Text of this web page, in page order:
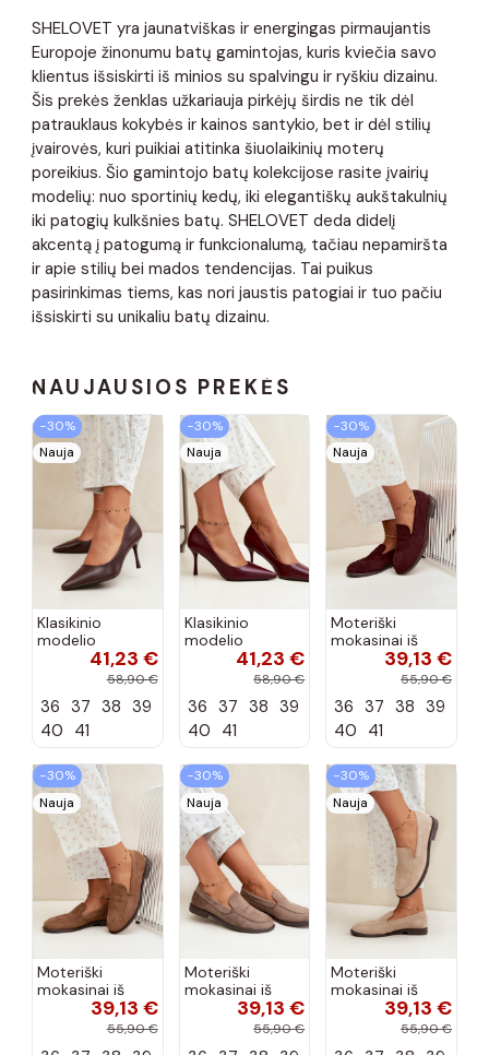
SHELOVET yra jaunatviškas ir energingas pirmaujantis
Europoje žinonumu batų gamintojas, kuris kviečia savo
klientus išsiskirti iš minios su spalvingu ir ryškiu dizainu.
Šis prekės ženklas užkariauja pirkėjų širdis ne tik dėl
patrauklaus kokybės ir kainos santykio, bet ir dėl stilių
įvairovės, kuri puikiai atitinka šiuolaikinių moterų
poreikius. Šio gamintojo batų kolekcijose rasite įvairių
modelių: nuo ​​sportinių kedų, iki elegantiškų aukštakulnių
iki patogių kulkšnies batų. SHELOVET deda didelį
akcentą į patogumą ir funkcionalumą, tačiau nepamiršta
ir apie stilių bei mados tendencijas. Tai puikus
pasirinkimas tiems, kas nori jaustis patogiai ir tuo pačiu
išsiskirti su unikaliu batų dizainu.
NAUJAUSIOS PREKĖS
−30%
Nauja
Klasikinio
modelio
aukštakulniai
šokolado
spalvos Nesha
41,23 €
58,90 €
36 37 38 39
40 41
−30%
Nauja
Klasikinio
modelio
aukštakulniai
bordo spalvos
Nesha
41,23 €
58,90 €
36 37 38 39
40 41
−30%
Nauja
Moteriški
mokasinai iš
dirbtinės
zomšos, bordo
39,13 €
55,90 €
36 37 38 39
40 41
−30%
Nauja
Moteriški
mokasinai iš
dirbtinės
zomšos, rudos
39,13 €
55,90 €
−30%
Nauja
Moteriški
mokasinai iš
dirbtinės
zomšos, molio
39,13 €
55,90 €
−30%
Nauja
Moteriški
mokasinai iš
dirbtinės
zomšos, smėlio
39,13 €
55,90 €